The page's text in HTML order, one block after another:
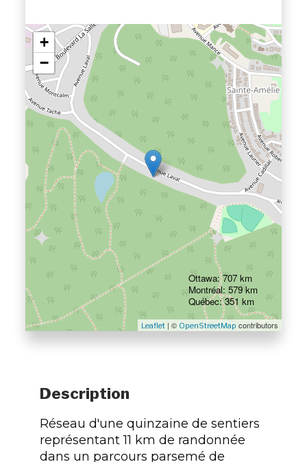
+
−
Leaflet| © OpenStreetMap contributors
Ottawa: 707 km
Montréal: 579 km
Québec: 351 km
Description
Réseau d'une quinzaine de sentiers
représentant 11 km de randonnée
dans un parcours parsemé de